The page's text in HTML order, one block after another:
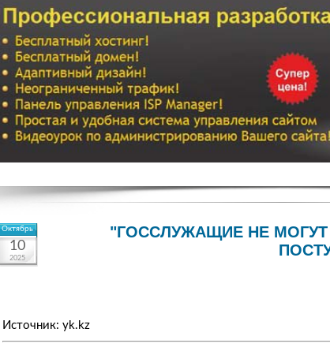
Октябрь
10
2025
"ГОССЛУЖАЩИЕ НЕ
Источник: yk.kz